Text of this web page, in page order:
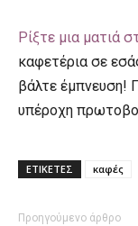
Ρίξτε μια ματιά
καφετέρια σε
βάλτε έμπνευση!
υπέροχη
ΕΤΙΚΕΤΕΣ καφές
Προηγούμενο άρθρο